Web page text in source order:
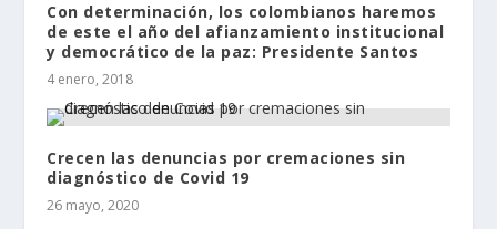
Con determinación, los colombianos haremos
de este el año del afianzamiento institucional
y democrático de la paz: Presidente Santos
4 enero, 2018
Crecen las denuncias por cremaciones sin
diagnóstico de Covid 19
26 mayo, 2020